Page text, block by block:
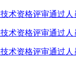
术资格评审通过人
术资格评审通过人
术资格评审通过人